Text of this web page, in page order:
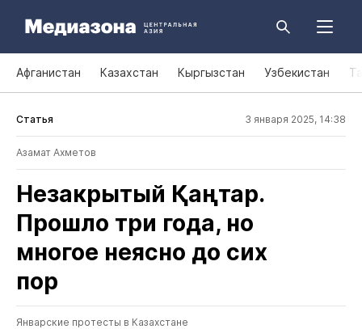
Афганистан Казахстан Кыргызстан Узбекистан
Статья 3 января 2025, 14:38
Азамат Ахметов
Незакрытый Қаңтар.
Прошло три года, но
многое неясно до сих
пор
Январские протесты в Казахстане